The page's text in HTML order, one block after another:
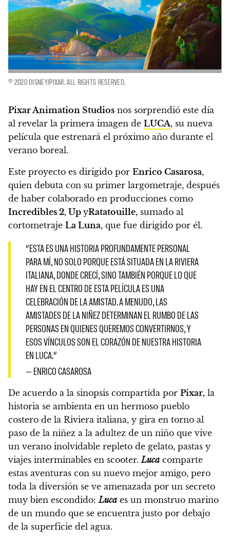
© 2020 DISNEY/PIXAR. ALL RIGHTS RESERVED.
Pixar Animation Studios nos sorprendió este día
al revelar la primera imagen de LUCA, su nueva
película que estrenará el próximo año durante el
verano boreal.
Este proyecto es dirigido por Enrico Casarosa,
quien debuta con su primer largometraje, después
de haber colaborado en producciones como
Incredibles 2, Up yRatatouille, sumado al
cortometraje La Luna, que fue dirigido por él.
“ESTA ES UNA HISTORIA PROFUNDAMENTE PERSONAL
PARA MÍ, NO SOLO PORQUE ESTÁ SITUADA EN LA RIVIERA
ITALIANA, DONDE CRECÍ, SINO TAMBIÉN PORQUE LO QUE
HAY EN EL CENTRO DE ESTA PELÍCULA ES UNA
CELEBRACIÓN DE LA AMISTAD. A MENUDO, LAS
AMISTADES DE LA NIÑEZ DETERMINAN EL RUMBO DE LAS
PERSONAS EN QUIENES QUEREMOS CONVERTIRNOS, Y
ESOS VÍNCULOS SON EL CORAZÓN DE NUESTRA HISTORIA
EN LUCA.”
— ENRICO CASAROSA
De acuerdo a la sinopsis compartida por Pixar, la
historia se ambienta en un hermoso pueblo
costero de la Riviera italiana, y gira en torno al
paso de la niñez a la adultez de un niño que vive
un verano inolvidable repleto de gelato, pastas y
viajes interminables en scooter.Luca comparte
estas aventuras con su nuevo mejor amigo, pero
toda la diversión se ve amenazada por un secreto
muy bien escondido:Luca es un monstruo marino
de un mundo que se encuentra justo por debajo
de la superficie del agua.